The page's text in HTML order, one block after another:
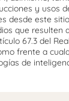
y usos
desde este
que resulten
67.3 del
frente a
de